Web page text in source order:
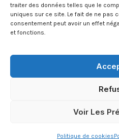
traiter des données telles que le
uniques sur ce site. Le fait de ne pas
consentement peut avoir un effet
et fonctions.
Voir Les
Politique de cookies
Actus
Contactez-nous
Politique de cookies (UE)
Conditions générales des